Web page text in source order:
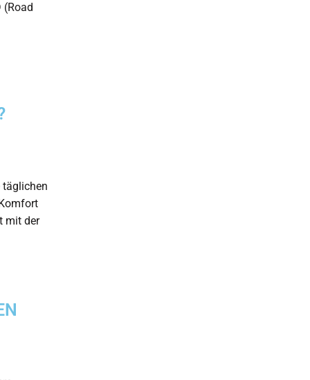
(Road
täglichen
mit der